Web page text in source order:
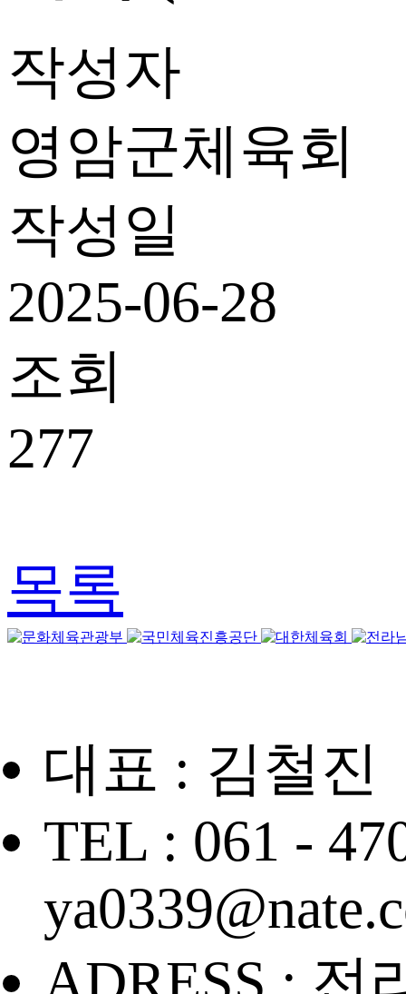
작성자
영암군체육회
작성일
2025-06-28
조회
277
목록
대표 : 김철진
TEL : 061 -